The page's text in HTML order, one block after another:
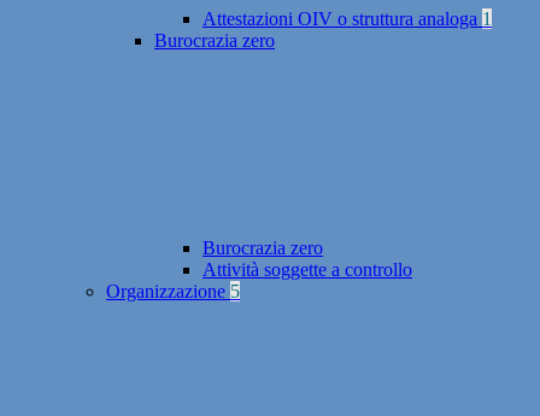
Attestazioni OIV o struttura analoga 1
Burocrazia zero
Burocrazia zero
Attività soggette a controllo
Organizzazione 5